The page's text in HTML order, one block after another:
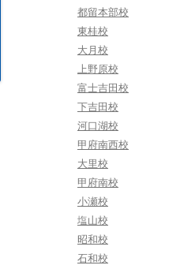
都留本部校
東桂校
大月校
上野原校
富士吉田校
下吉田校
河口湖校
甲府南西校
大里校
甲府南校
小瀬校
塩山校
昭和校
石和校